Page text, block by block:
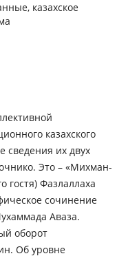
казахское
казахского
сведения их двух
Это – «Михман-
гостя) Фазлаллаха
сочинение
Аваза.
оборот
Об уровне